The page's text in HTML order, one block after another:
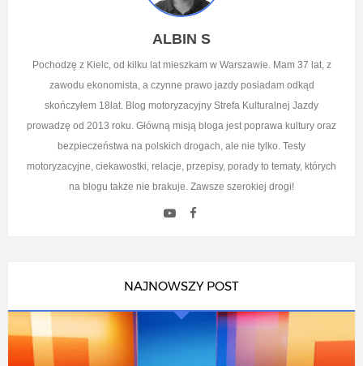
ALBIN S
Pochodzę z Kielc, od kilku lat mieszkam w Warszawie. Mam 37 lat, z
zawodu ekonomista, a czynne prawo jazdy posiadam odkąd
skończyłem 18lat. Blog motoryzacyjny Strefa Kulturalnej Jazdy
prowadzę od 2013 roku. Główną misją bloga jest poprawa kultury oraz
bezpieczeństwa na polskich drogach, ale nie tylko. Testy
motoryzacyjne, ciekawostki, relacje, przepisy, porady to tematy, których
na blogu także nie brakuje. Zawsze szerokiej drogi!
NAJNOWSZY POST